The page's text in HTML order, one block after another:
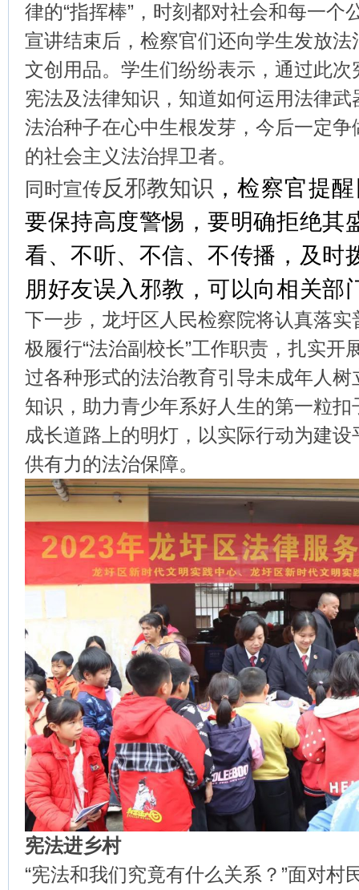
律的“指挥棒”，时刻都对社会和每一个
宣讲结束后，检察官们还向学生发放
文创用品。学生们纷纷表示，通过此
宪法及法律知识，知道如何运用法律
法治种子在心中生根发芽，今后一定
的社会主义法治捍卫者。
同时宣传反邪教知识 ，检察官提
要保持高度警惕，要明确拒绝其
看、不听、不信、不传播， 及时
朋好友误入邪教，可以向相关部
下一步，龙圩区人民检察院将认真落
极履行“法治副校长”工作职责，扎实开
过各种形式的法治教育引导未成年人
知识，助力青少年系好人生的第一粒
成长道路上的明灯，以实际行动为建
供有力的法治保障。
宪法进乡村
“宪法和我们究竟有什么关系？”面对村